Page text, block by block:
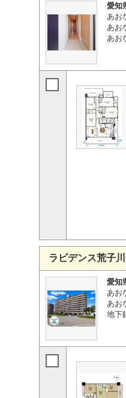
愛知
あお
あお
あお
ラビデンス荒子
愛知
あお
あお
地下